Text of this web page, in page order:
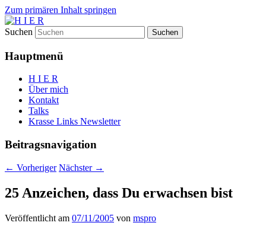
Zum primären Inhalt springen
H I E R
Suchen
Hauptmenü
H I E R
Über mich
Kontakt
Talks
Krasse Links Newsletter
Beitragsnavigation
← Vorheriger Nächster →
25 Anzeichen, dass Du erwachsen bist
Veröffentlicht am 07/11/2005 von mspro